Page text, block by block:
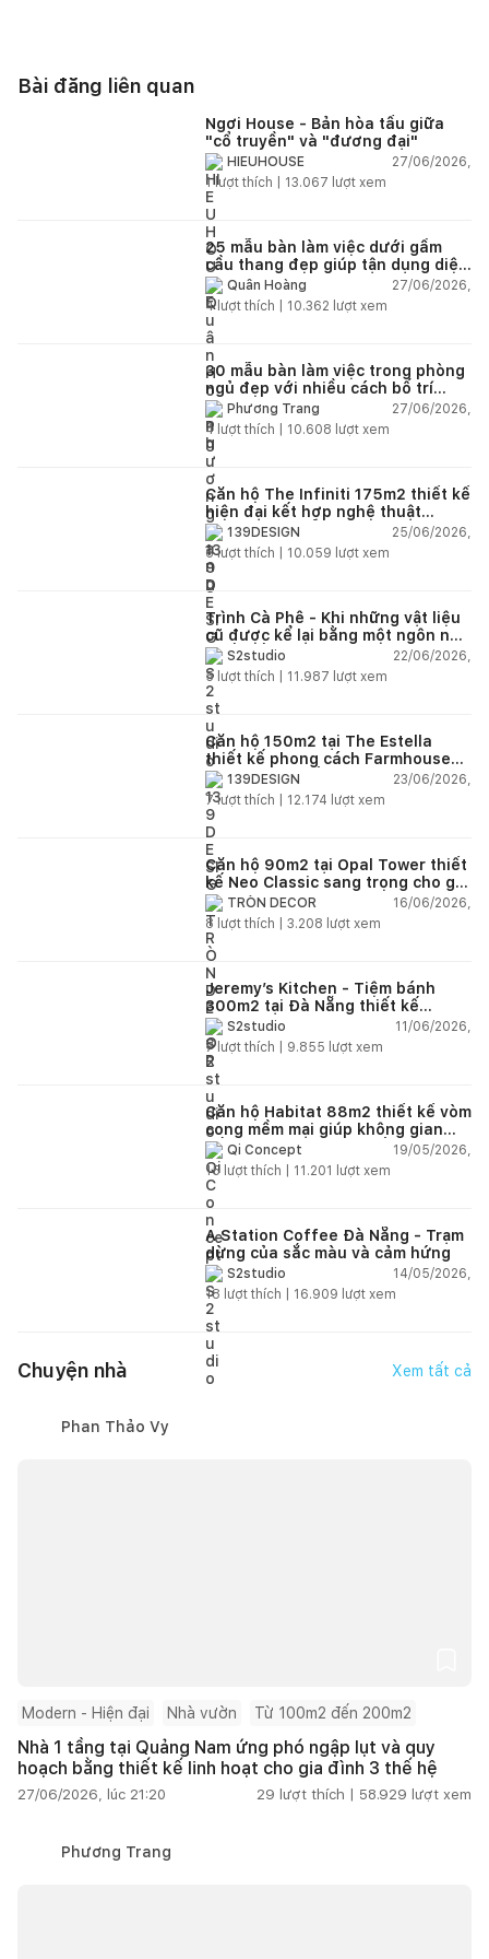
Bài đăng liên quan
Ngơi House - Bản hòa tấu giữa
"cổ truyền" và "đương đại"
HIEUHOUSE
27/06/2026,
1lượt thích | 13.067 lượt xem
25 mẫu bàn làm việc dưới gầm
cầu thang đẹp giúp tận dụng diện
tích tưởng chừng bị bỏ quên
Quân Hoàng
27/06/2026,
4lượt thích | 10.362 lượt xem
30 mẫu bàn làm việc trong phòng
ngủ đẹp với nhiều cách bố trí
thông minh cho mọi diện tích
Phương Trang
27/06/2026,
4 lượt thích | 10.608 lượt xem
Căn hộ The Infiniti 175m2 thiết kế
hiện đại kết hợp nghệ thuật
Modern Art đầy cảm xúc
139DESIGN
25/06/2026,
6lượt thích | 10.059 lượt xem
Trình Cà Phê - Khi những vật liệu
cũ được kể lại bằng một ngôn ngữ
thiết kế mới
S2studio
22/06/2026,
5 lượt thích | 11.987 lượt xem
Căn hộ 150m2 tại The Estella
thiết kế phong cách Farmhouse
thanh lịch và ấm áp
139DESIGN
23/06/2026,
7lượt thích | 12.174 lượt xem
Căn hộ 90m2 tại Opal Tower thiết
kế Neo Classic sang trọng cho gia
đình trẻ
TRÒN DECOR
16/06/2026,
8 lượt thích | 3.208 lượt xem
Jeremy’s Kitchen - Tiệm bánh
300m2 tại Đà Nẵng thiết kế
phong cách công nghiệp hiện đại
ngập tràn ánh sáng tự nhiên
S2studio
11/06/2026,
7lượt thích | 9.855 lượt xem
Căn hộ Habitat 88m2 thiết kế vòm
cong mềm mại giúp không gian
sống hiện đại trở nên ấm áp hơn
Qi Concept
19/05/2026,
15 lượt thích | 11.201 lượt xem
A Station Coffee Đà Nẵng - Trạm
dừng của sắc màu và cảm hứng
S2studio
14/05/2026,
18 lượt thích | 16.909 lượt xem
Chuyện nhà Xem tất cả
Phan Thảo Vy
Modern - Hiện đại Nhà vườn Từ 100m2 đến 200m2
Nhà 1 tầng tại Quảng Nam ứng phó ngập lụt và quy
hoạch bằng thiết kế linh hoạt cho gia đình 3 thế hệ
27/06/2026, lúc 21:20 29 lượt thích | 58.929 lượt xem
Phương Trang